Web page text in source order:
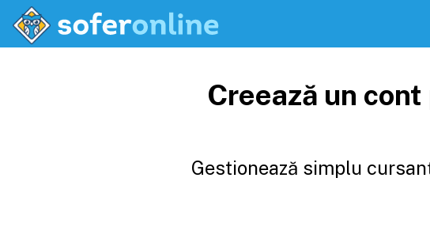
Creează un
Gestionează simplu